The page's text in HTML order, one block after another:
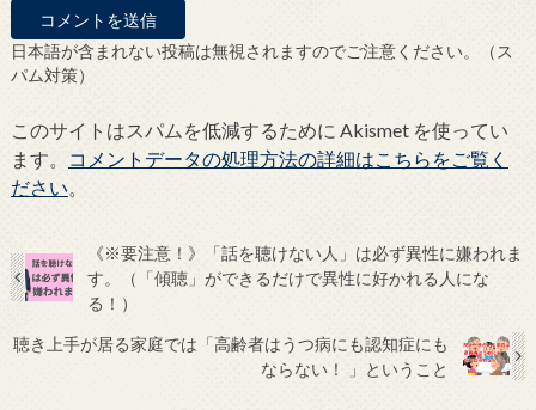
日本語が含まれない投稿は無視されますのでご注意ください。（ス
パム対策）
このサイトはスパムを低減するために Akismet を使ってい
ます。
コメントデータの処理方法の詳細はこちらをご覧く
ださい。
《※要注意！》「話を聴けない人」は必ず異性に嫌われま
す。（「傾聴」ができるだけで異性に好かれる人にな
る！）
聴き上手が居る家庭では「高齢者はうつ病にも認知症にも
ならない！ 」ということ